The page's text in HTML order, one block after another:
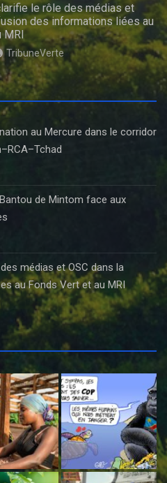
le rôle des médias et
des informations liées au
MRI
TribuneVerte
au Mercure dans le corridor
de Mintom face aux
médias et OSC dans la
au Fonds Vert et au MRI